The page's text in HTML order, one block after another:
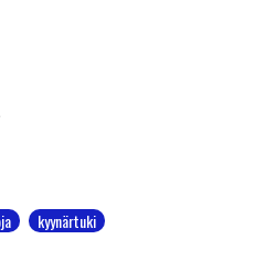
kyynärtuki